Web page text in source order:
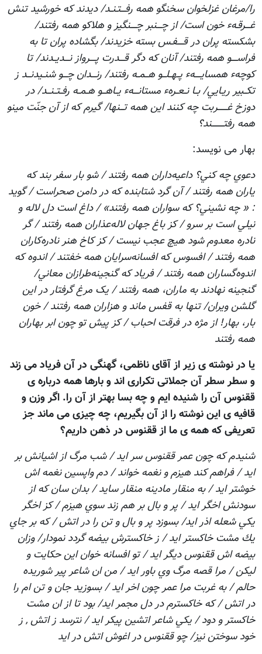
را/مرغان غزلخوان سخنگو همه رفــــتـنــد/ ديدند كه خورشيد تنش
غــــرقـهء خون است/ از چــــنبر چـــــنگيز و هلاكو همه رفتند/
بشكسته پران در قـــــفـس بسته خزيدند/ بگشاده پران تا به
فراســـــو همه رفتند/ آنان كه دگر قــــدرت پـــــرواز نــــديــدند/ تا
كوچهء همسايـــــهء پــهــلـــو هـــمــه رفتند/ رنــــدان چــــو شنــيدنـــد ز
تكــبير ريـايي/ بــا نــعــرهء مستانــــهء يــاهـــو هــمــه رفــتــنـــد/ در
دوزخ غــــــــربت چه كنند اين همه تـــنها/ گيرم كه از آن جنّت مينو
همه رفتــــــــــند؟
بهار می نويسد:
دعوي چه کني؟ داعيه‌داران همه رفتند / شو بار سفر بند که
ياران همه رفتند / آن گرد شتابنده که در دامن صحراست / گويد
: « چه نشيني؟ که سواران همه رفتند» / داغ است دل لاله و
نيلي است بر سرو / کز باغ جهان لاله‌عذاران همه رفتند / گر
نادره معدوم شود هيچ عجب نيست / کز کاخ هنر نادره‌کاران
همه رفتند / افسوس که افسانه‌سرايان همه خفتند / اندوه که
اندوه‌گساران همه رفتند / فرياد که گنجينه‌طرازان معاني/
گنجينه نهادند به ماران، همه رفتند / يک مرغ گرفتار در اين
گلشن ويران/ تنها به قفس ماند و هزاران همه رفتند / خون
بار، بهار! از مژه در فرقت احباب / کز پيش تو چون ابر بهاران
همه رفتند
يا در نوشته ی زير از آقای ناظمی، گهنگی در آن فرياد می زند
و سطر سطر آن جملاتی تکراری اند و بارها همه درباره ی
ققنوس آن را شنيده ايم و چه بسا بهتر از آن را. اگر وزن و
قافيه ی اين نوشته را از آن بگيريم، چه چيزی می ماند جز
تعريفی که همه ی ما از ققنوس در ذهن داريم؟
شنيدم كه چون عمر ققنوس سر ايد / شب مرگ از اشيانش بر
ايد / فراهم كند هيزم و نغمه خواند / دم واپسين نغمه اش
خوشتر ايد / به منقار مادينه منقار سايد / بدان سان كه از
سودنش اخگر ايد / پر و بال بر هم زند سوي هيزم / كز اخگر
يكي شعله اذر ايد/ بسوزد پر و بال و تن را در اتش / كه بر جاي
يك مشت خاكستر ايد / ز خاكسترش بيضه گردد نمودار/ وزان
بيضه اش ققنوس ديگر ايد / تو افسانه خوان اين حكايت و
ليكن / مرا قصه مرگ وي باور ايد / من ان شاعر پير شوريده
حالم / به غربت مرا عمر چون اخر ايد / بسوزيد جان و تن ام را
در اتش / كه خاكسترم در دل مجمر ايد/ بود تا از ان مشت
خاكستر و دود / يكي شاعر اتشين پيكر ايد / نترسد ز اتش , ز
خود سوختن نيز/ چو ققنوس در اغوش اتش در ايد